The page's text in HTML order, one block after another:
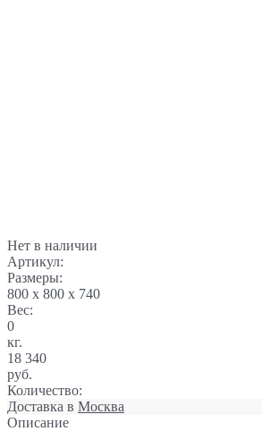
Нет в наличии
Артикул:
Размеры:
800 x 800 x 740
Вес:
0
кг.
18 340
руб.
Количество:
Доставка в Москва
Описание